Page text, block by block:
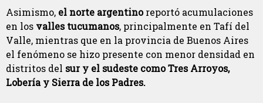
Asimismo, el norte argentinoreportó acumulaciones
en los valles tucumanos, principalmente en Tafí del
Valle, mientras que en la provincia de Buenos Aires
el fenómeno se hizo presente con menor densidad en
distritos del sur y el sudeste como Tres Arroyos,
Lobería y Sierra de los Padres.